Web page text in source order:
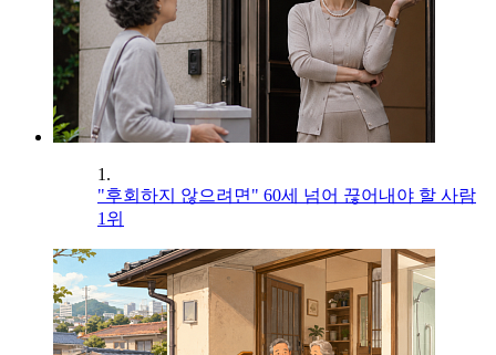
1.
"후회하지 않으려면" 60세 넘어 끊어내야 할 사람
1위